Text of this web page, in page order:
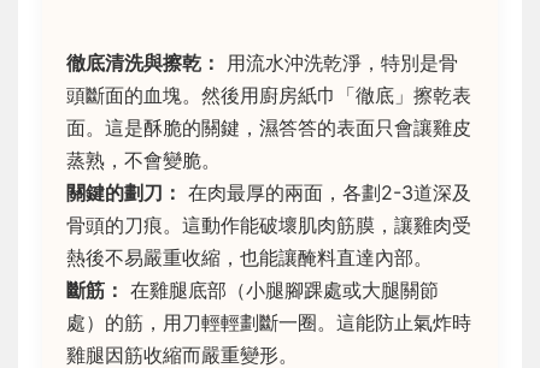
徹底清洗與擦乾：
用流水沖洗乾淨，特別是骨
頭斷面的血塊。然後用廚房紙巾「徹底」擦乾表
面。這是酥脆的關鍵，濕答答的表面只會讓雞皮
蒸熟，不會變脆。
關鍵的劃刀： 在肉最厚的兩面，各劃2-3道深及
骨頭的刀痕。這動作能破壞肌肉筋膜，讓雞肉受
熱後不易嚴重收縮，也能讓醃料直達內部。
斷筋： 在雞腿底部（小腿腳踝處或大腿關節
處）的筋，用刀輕輕劃斷一圈。這能防止氣炸時
雞腿因筋收縮而嚴重變形。